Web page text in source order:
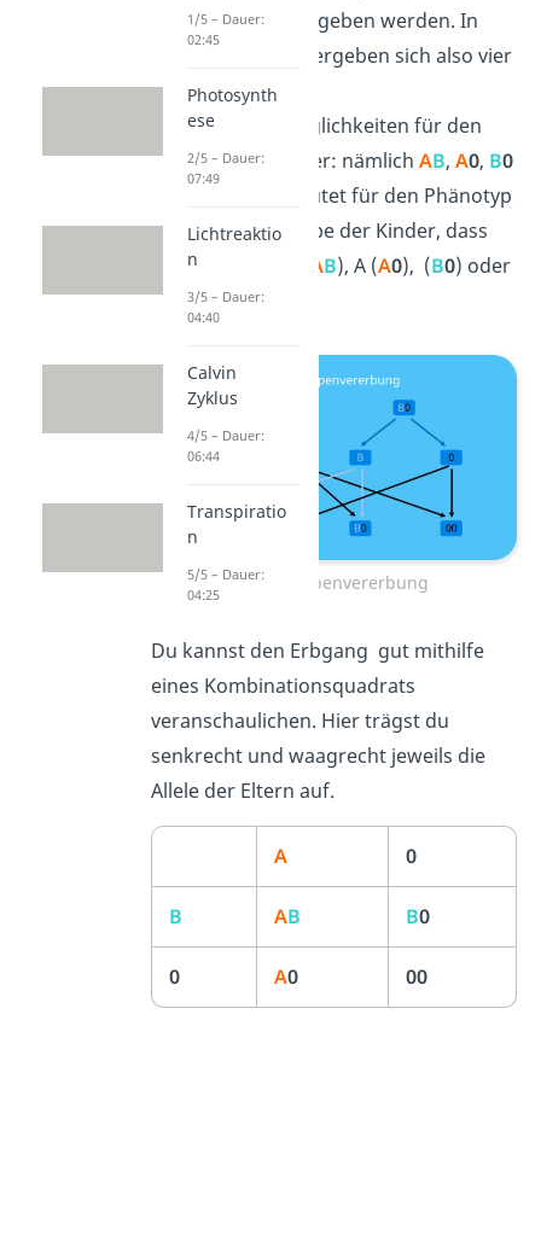
Generation weitergeben werden. In
unserem Beispiel ergeben sich also vier
verschiedene
Kombinationsmöglichkeiten für den
Genotyp der Kinder: nämlich AB, A0, B0
. Das bedeutet für den Phänotyp
bzw. die Blutgruppe der Kinder, dass
sie entweder AB (
AB), A (A0), (B0) oder
0 (
00) sein kann.
Blutgruppenvererbung
Du kannst den Erbgang gut mithilfe
eines Kombinationsquadrats
veranschaulichen. Hier trägst du
senkrecht und waagrecht jeweils die
Allele der Eltern auf.
A 0
B AB B0
0 A0 00
1/5 – Dauer:
02:45
Photosynth
ese
2/5 – Dauer:
07:49
Lichtreaktio
n
3/5 – Dauer:
04:40
Calvin
Zyklus
4/5 – Dauer:
06:44
Transpiratio
n
5/5 – Dauer:
04:25